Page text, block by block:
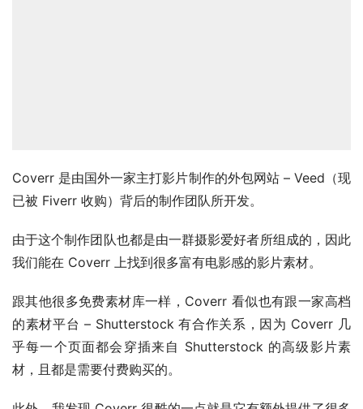
的素材平台 – Shutterstock 有合作关系，因为 Coverr 几
乎每一个页面都会穿插来自 Shutterstock 的高级影片素
此外，我发现 Coverr 很酷的一点就是它有额外提供了很多
的人，可以随时到 Coverr 上去挖宝、更换自己的背景。月
入5000美金,轻松把文章变成视频，视频赚钱利器！附发布
视频赚钱的十大平台 | 萌祥种树博客 (amaoatao.com)